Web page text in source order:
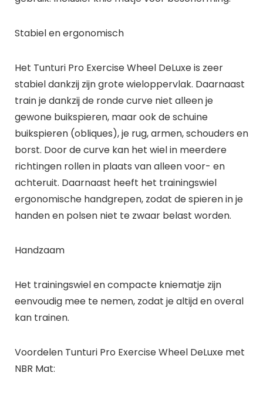
Stabiel en ergonomisch
Het Tunturi Pro Exercise Wheel DeLuxe is zeer
stabiel dankzij zijn grote wieloppervlak. Daarnaast
train je dankzij de ronde curve niet alleen je
gewone buikspieren, maar ook de schuine
buikspieren (obliques), je rug, armen, schouders en
borst. Door de curve kan het wiel in meerdere
richtingen rollen in plaats van alleen voor- en
achteruit. Daarnaast heeft het trainingswiel
ergonomische handgrepen, zodat de spieren in je
handen en polsen niet te zwaar belast worden.
Handzaam
Het trainingswiel en compacte kniematje zijn
eenvoudig mee te nemen, zodat je altijd en overal
kan trainen.
Voordelen Tunturi Pro Exercise Wheel DeLuxe met
NBR Mat: